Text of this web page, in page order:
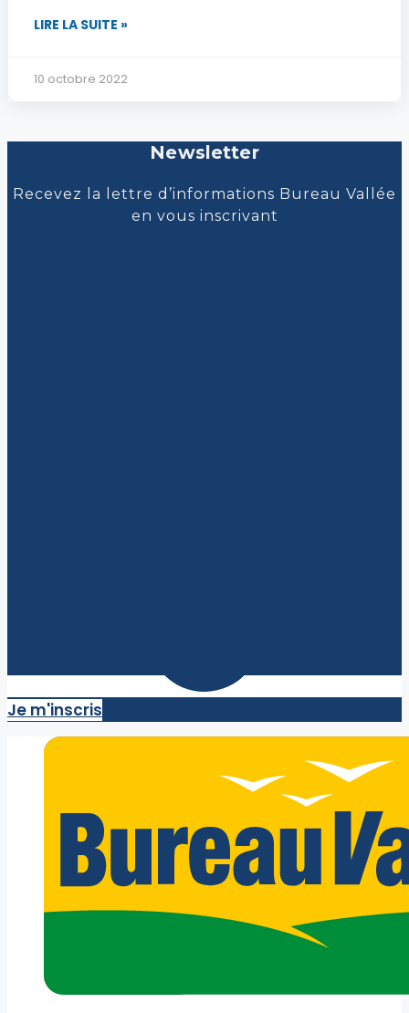
LIRE LA SUITE »
10 octobre 2022
Newsletter
Recevez la lettre d’informations Bureau Vallée
en vous inscrivant
Je m'inscris